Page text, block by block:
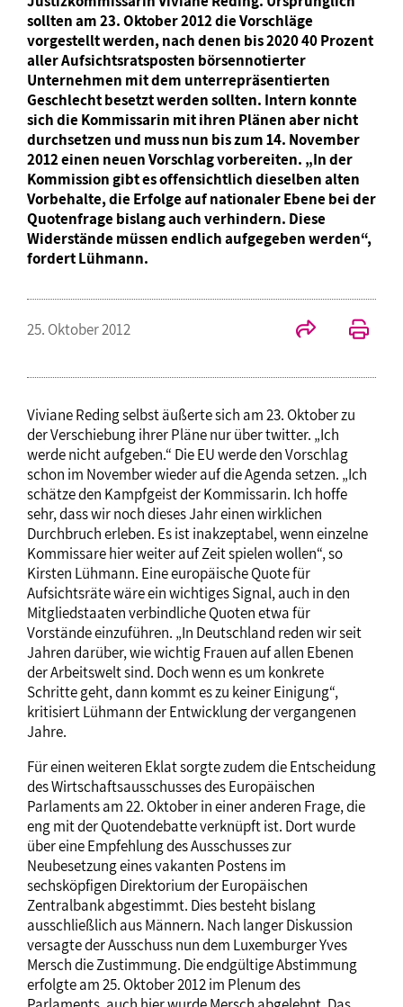
sollten am 23. Oktober 2012 die Vorschläge
vorgestellt werden, nach denen bis 2020 40 Prozent
aller Aufsichtsratsposten börsennotierter
Unternehmen mit dem unterrepräsentierten
Geschlecht besetzt werden sollten. Intern konnte
sich die Kommissarin mit ihren Plänen aber nicht
durchsetzen und muss nun bis zum 14. November
2012 einen neuen Vorschlag vorbereiten. „In der
Kommission gibt es offensichtlich dieselben alten
Vorbehalte, die Erfolge auf nationaler Ebene bei der
Quotenfrage bislang auch verhindern. Diese
Widerstände müssen endlich aufgegeben werden“,
fordert Lühmann.
25. Oktober 2012
Viviane Reding selbst äußerte sich am 23. Oktober zu
der Verschiebung ihrer Pläne nur über twitter. „Ich
werde nicht aufgeben.“ Die EU werde den Vorschlag
schon im November wieder auf die Agenda setzen. „Ich
schätze den Kampfgeist der Kommissarin. Ich hoffe
sehr, dass wir noch dieses Jahr einen wirklichen
Durchbruch erleben. Es ist inakzeptabel, wenn einzelne
Kommissare hier weiter auf Zeit spielen wollen“, so
Kirsten Lühmann. Eine europäische Quote für
Aufsichtsräte wäre ein wichtiges Signal, auch in den
Mitgliedstaaten verbindliche Quoten etwa für
Vorstände einzuführen. „In Deutschland reden wir seit
Jahren darüber, wie wichtig Frauen auf allen Ebenen
der Arbeitswelt sind. Doch wenn es um konkrete
Schritte geht, dann kommt es zu keiner Einigung“,
kritisiert Lühmann der Entwicklung der vergangenen
Jahre.
Für einen weiteren Eklat sorgte zudem die Entscheidung
des Wirtschaftsausschusses des Europäischen
Parlaments am 22. Oktober in einer anderen Frage, die
eng mit der Quotendebatte verknüpft ist. Dort wurde
über eine Empfehlung des Ausschusses zur
Neubesetzung eines vakanten Postens im
sechsköpfigen Direktorium der Europäischen
Zentralbank abgestimmt. Dies besteht bislang
ausschließlich aus Männern. Nach langer Diskussion
versagte der Ausschuss nun dem Luxemburger Yves
Mersch die Zustimmung. Die endgültige Abstimmung
erfolgte am 25. Oktober 2012 im Plenum des